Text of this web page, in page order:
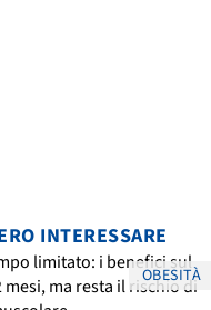
INTERESSARE
OBESITÀ